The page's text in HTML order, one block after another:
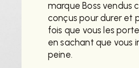
marque Boss vendus
conçus pour durer et
fois que vous les
en sachant que vous
peine.